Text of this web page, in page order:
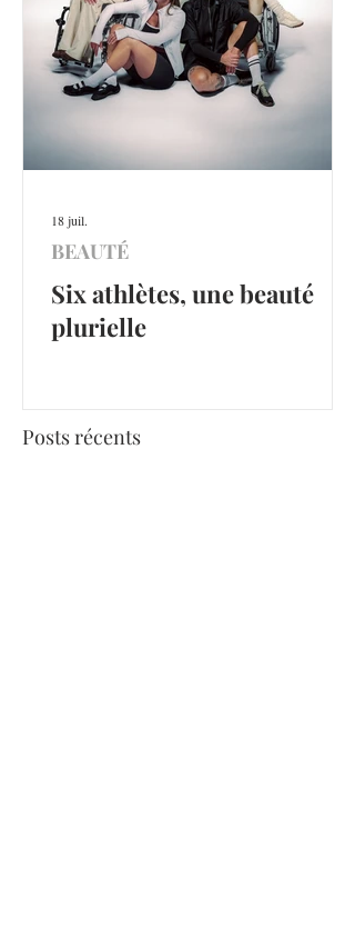
Six athlètes, une beauté
plurielle
BEAUTÉ
18 juil.
Posts récents